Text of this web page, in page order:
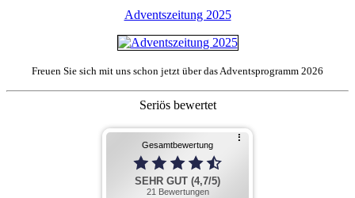
Adventszeitung 2025
Freuen Sie sich mit uns schon jetzt über das Adventsprogramm 2026
Seriös bewertet